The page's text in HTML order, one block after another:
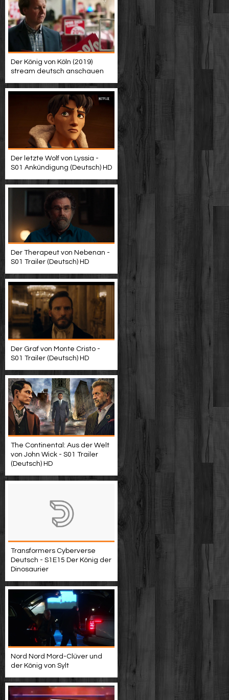
Der König von Köln (2019)
stream deutsch anschauen
Der letzte Wolf von Lyssia -
S01 Ankündigung (Deutsch) HD
Der Therapeut von Nebenan -
S01 Trailer (Deutsch) HD
Der Graf von Monte Cristo -
S01 Trailer (Deutsch) HD
The Continental: Aus der Welt
von John Wick - S01 Trailer
(Deutsch) HD
Transformers Cyberverse
Deutsch - S1E15 Der König der
Dinosaurier
Nord Nord Mord-Clüver und
der König von Sylt